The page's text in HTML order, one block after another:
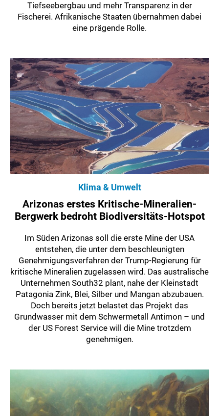
Tiefseebergbau und mehr Transparenz in der
Fischerei. Afrikanische Staaten übernahmen dabei
eine prägende Rolle.
Klima & Umwelt
Arizonas erstes Kritische-Mineralien-
Bergwerk bedroht Biodiversitäts-Hotspot
Im Süden Arizonas soll die erste Mine der USA
entstehen, die unter dem beschleunigten
Genehmigungsverfahren der Trump-Regierung für
kritische Mineralien zugelassen wird. Das australische
Unternehmen South32 plant, nahe der Kleinstadt
Patagonia Zink, Blei, Silber und Mangan abzubauen.
Doch bereits jetzt belastet das Projekt das
Grundwasser mit dem Schwermetall Antimon – und
der US Forest Service will die Mine trotzdem
genehmigen.